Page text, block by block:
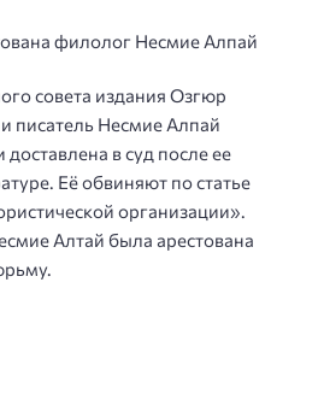
совета издания Озгюр
писатель Несмие Алпай
в суд после ее
Её обвиняют по статье
организации».
Алтай была арестована